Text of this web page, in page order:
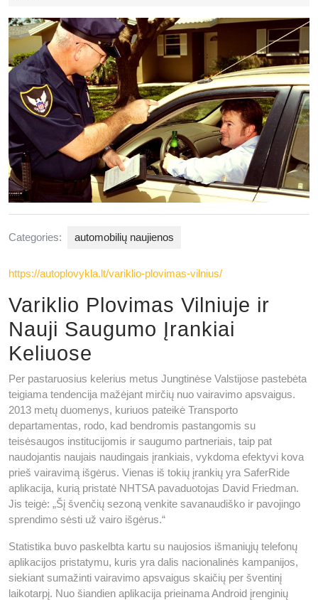
Categories: automobilių naujienos
https://autoplovykla.lt/variklio-plovimas-vilnius/
Variklio Plovimas Vilniuje ir
Nauji Saugumo Įrankiai
Keliuose
Per pastaruosius kelerius metus Jungtinėse Valstijose pastebėta
teigiama tendencija mažėjant mirčių nuo vairavimo apsvaigus.
2013 metų duomenys, kuriuos pateikė Transporto
departamentas, rodo, kad bendromis pastangomis su
teisėsaugos institucijomis ir saugumo partneriais, taip pat
naudojantis naujais naudingais įrankiais, vykdoma efektyvi kova
prieš vairavimą išgėrus. Vienas iš tokių įrankių yra SaferRide
aplikacija, kurią pristatė NHTSA pavaduotojas David Friedman.
Jis teigė: „Šį švenčių sezoną venkite savanaudiško ir pavojingo
sprendimo sėsti už vairo išgėrus.“
Statistika buvo paskelbta kartu su naujosios išmaniųjų telefonų
aplikacijos pristatymu, kuris yra dalis nacionalinės kampanijos,
siekiant sumažinti vairavimo apsvaigus skaičių per šventinį
laikotarpį. Nuo šiandien aplikacija prieinama Android įrenginių